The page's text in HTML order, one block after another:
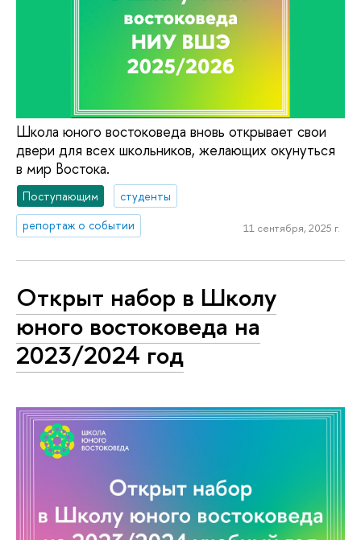
Школа юного востоковеда вновь открывает свои
двери для всех школьников, желающих окунуться
в мир Востока.
Поступающим
студенты
репортаж о событии
11 сентября, 2025 г.
Открыт набор в Школу
юного востоковеда на
2023/2024 год